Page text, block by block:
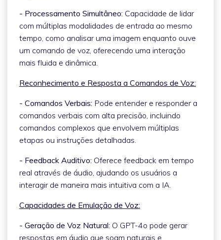
- Processamento Simultâneo: Capacidade de lidar
com múltiplas modalidades de entrada ao mesmo
tempo, como analisar uma imagem enquanto ouve
um comando de voz, oferecendo uma interação
mais fluida e dinâmica.
Reconhecimento e Resposta a Comandos de Voz:
- Comandos Verbais: Pode entender e responder a
comandos verbais com alta precisão, incluindo
comandos complexos que envolvem múltiplas
etapas ou instruções detalhadas.
- Feedback Auditivo: Oferece feedback em tempo
real através de áudio, ajudando os usuários a
interagir de maneira mais intuitiva com a IA.
Capacidades de Emulação de Voz:
- Geração de Voz Natural: O GPT-4o pode gerar
respostas em áudio que soam naturais e